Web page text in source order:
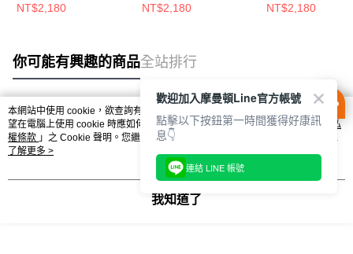
男女 戶外帽
NT$2,180
男女 戶外帽
NT$2,180
男女 戶外帽
NT$2,180
你可能有興趣的商品全站排行
熱門標籤
本網站中使用 cookie，欲查詢有關本網站使用 cookie 方式之詳情，及若您不希
望在電腦上使用 cookie 時應如何變更電腦的 cookie 設定，請參閱本網站「
隱私
權條款 」之 Cookie 聲明。您繼續使用本網站即表示您同意本公司得按本網站使
用條款之 Cookie 聲明使用 cookie。
了解更多 >
我知道了
歡迎加入摩曼頓Line官方帳號
點擊以下按鈕第一時間獲得好康訊
息👇
連結 LINE 帳號